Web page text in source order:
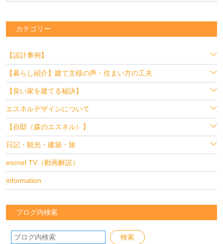
カテゴリー
【設計事例】
【暮らし紹介】建て主様の声・住まい方の工夫
【良い家を建てる秘訣】
エスネルデザインについて
【自邸（森のエスネル）】
日記・観光・建築・旅
escnel TV（動画解説）
information
ブログ内検索